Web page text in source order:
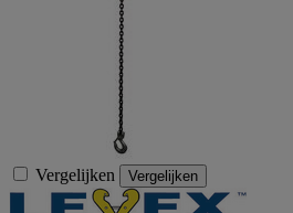
Vergelijken Vergelijken